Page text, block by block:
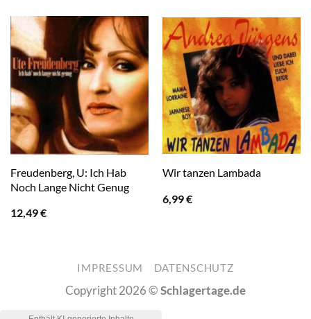
Freudenberg, U: Ich Hab
Noch Lange Nicht Genug
12,49€
Wir tanzen Lambada
6,99€
IMPRESSUM DATENSCHUTZ
Copyright 2026 ©Schlagertage.de